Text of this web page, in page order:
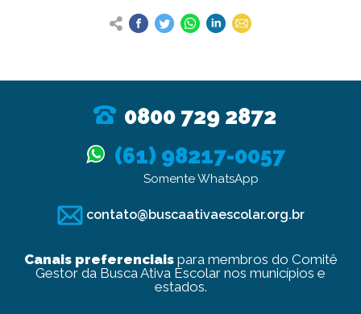
0800 729 2872
(61) 98217-0057
Somente WhatsApp
contato@buscaativaescolar.org.br
Canais preferenciaispara membros do Comitê
Gestor da Busca Ativa Escolar nos municípios e
estados.